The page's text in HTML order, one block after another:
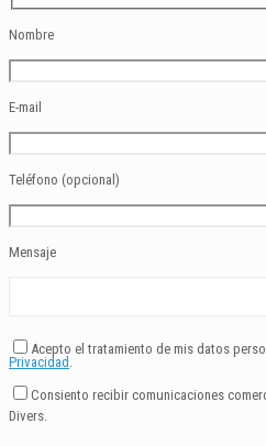
Nombre
E-mail
Teléfono (opcional)
Mensaje
Acepto el tratamiento de mis datos
Privacidad .
Consiento recibir comunicaciones
Divers.